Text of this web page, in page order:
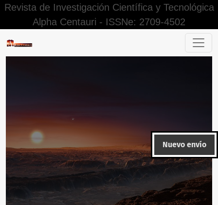
Revista de Investigación Científica y Tecnológica
Alpha Centauri - ISSNe: 2709-4502
Nuevo envío